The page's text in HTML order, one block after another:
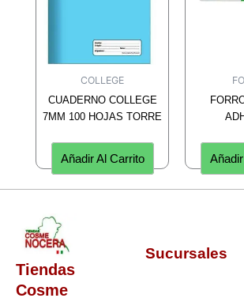
COLLEGE
CUADERNO COLLEGE
7MM 100 HOJAS TORRE
Añadir Al Carrito
Tiendas
Cosme
Sucursales